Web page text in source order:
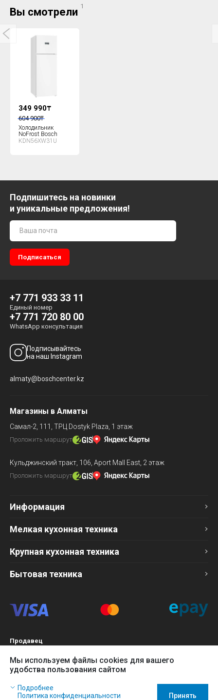
Вы смотрели 1
349 990₸
604 900₸
Холодильник
NoFrost Bosch
KDN56XW31U
Подпишитесь на новинки
и уникальные предложения!
+7 771 933 33 11
Единый номер
+7 771 720 80 00
WhatsApp консультация
Подписывайтесь
на наш Instagram
almaty@boschcenter.kz
Магазины в Алматы
Самал-2, 111, ТРЦ Dostyk Plaza, 1 этаж
Проложить маршрут
Кульджинский тракт, 106, Aport Mall East, 2 этаж
Проложить маршрут
Информация
Мелкая кухонная техника
Крупная кухонная техника
Бытовая техника
Продавец
БИН 120140015907
Более подробно см. раздел Оферта
Мы используем файлы cookies для вашего
удобства пользования сайтом
Наш сайт использует файлы cookies, чтобы Вы могли
заказать товар в интернет-магазине и позволяет нам
Подробнее
Политика конфиденциальности
Принять